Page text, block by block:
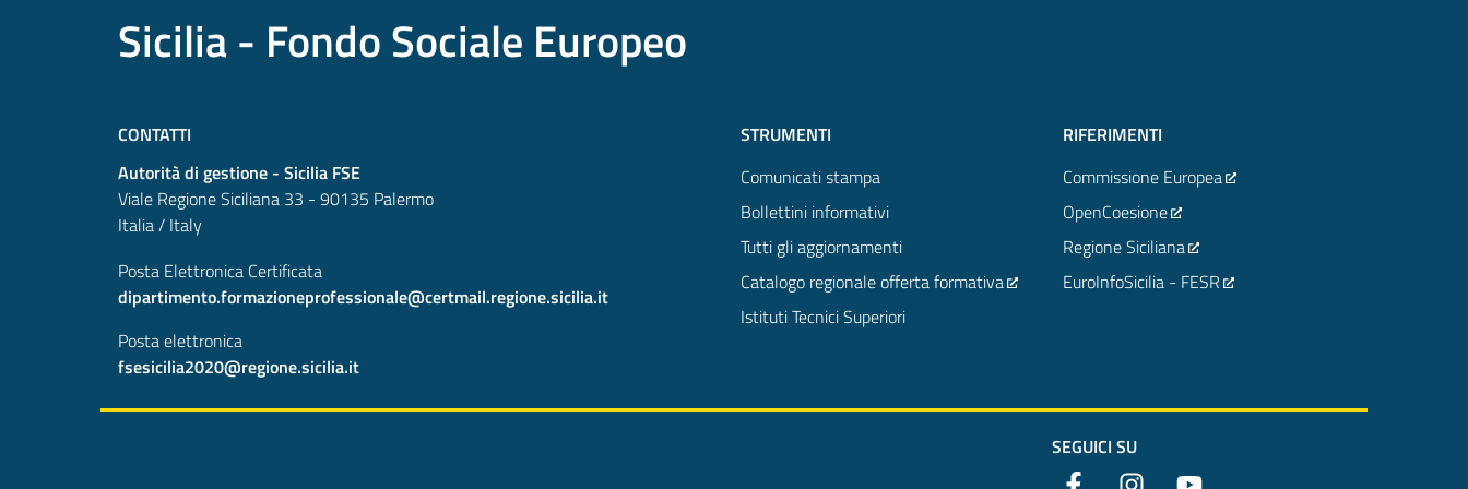
Sicilia - Fondo Sociale Europeo
CONTATTI
Autorità di gestione - Sicilia FSE
Viale Regione Siciliana 33 - 90135 Palermo
Italia / Italy
Posta Elettronica Certificata
dipartimento.formazioneprofessionale@certmail.regione.sicilia.it
Posta elettronica
fsesicilia2020@regione.sicilia.it
STRUMENTI
Comunicati stampa
Bollettini informativi
Tutti gli aggiornamenti
Catalogo regionale offerta formativa
Istituti Tecnici Superiori
RIFERIMENTI
Commissione Europea
OpenCoesione
Regione Siciliana
EuroInfoSicilia - FESR
SEGUICI SU